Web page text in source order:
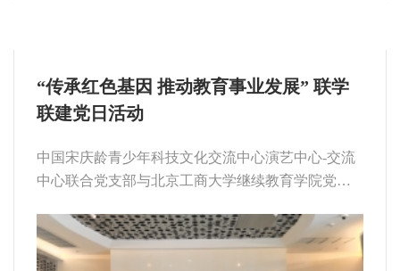
“传承红色基因 推动教育事业发展” 联学
联建党日活动
中国宋庆龄青少年科技文化交流中心演艺中心-交流
中心联合党支部与北京工商大学继续教育学院党支
师党支部联学联建党日活动。